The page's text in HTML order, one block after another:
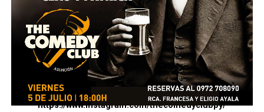
https://www.instagram.com/thecomedyclubpy/